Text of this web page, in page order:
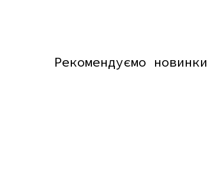
Рекомендуємо новинки